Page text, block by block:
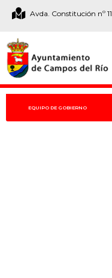
Avda. Constitución nº 11
EQUIPO DE GOBIERNO